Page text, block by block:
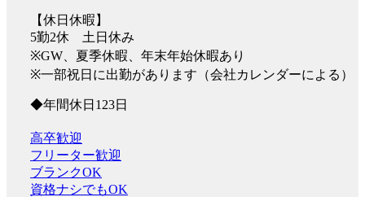
【休日休暇】
5勤2休 土日休み
※GW、夏季休暇、年末年始休暇あり
※一部祝日に出勤があります（会社カレンダーによる）
◆年間休日123日
高卒歓迎
フリーター歓迎
ブランクOK
資格ナシでもOK